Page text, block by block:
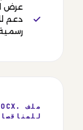
عرض
دعم